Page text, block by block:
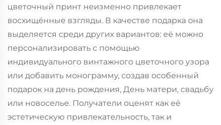
цветочный принт неизменно привлекает
восхищённые взгляды. В качестве подарка она
выделяется среди других вариантов: её можно
персонализировать с помощью
индивидуального винтажного цветочного узора
или добавить монограмму, создав особенный
подарок на день рождения, День матери, свадьбу
или новоселье. Получатели оценят как её
эстетическую привлекательность, так и